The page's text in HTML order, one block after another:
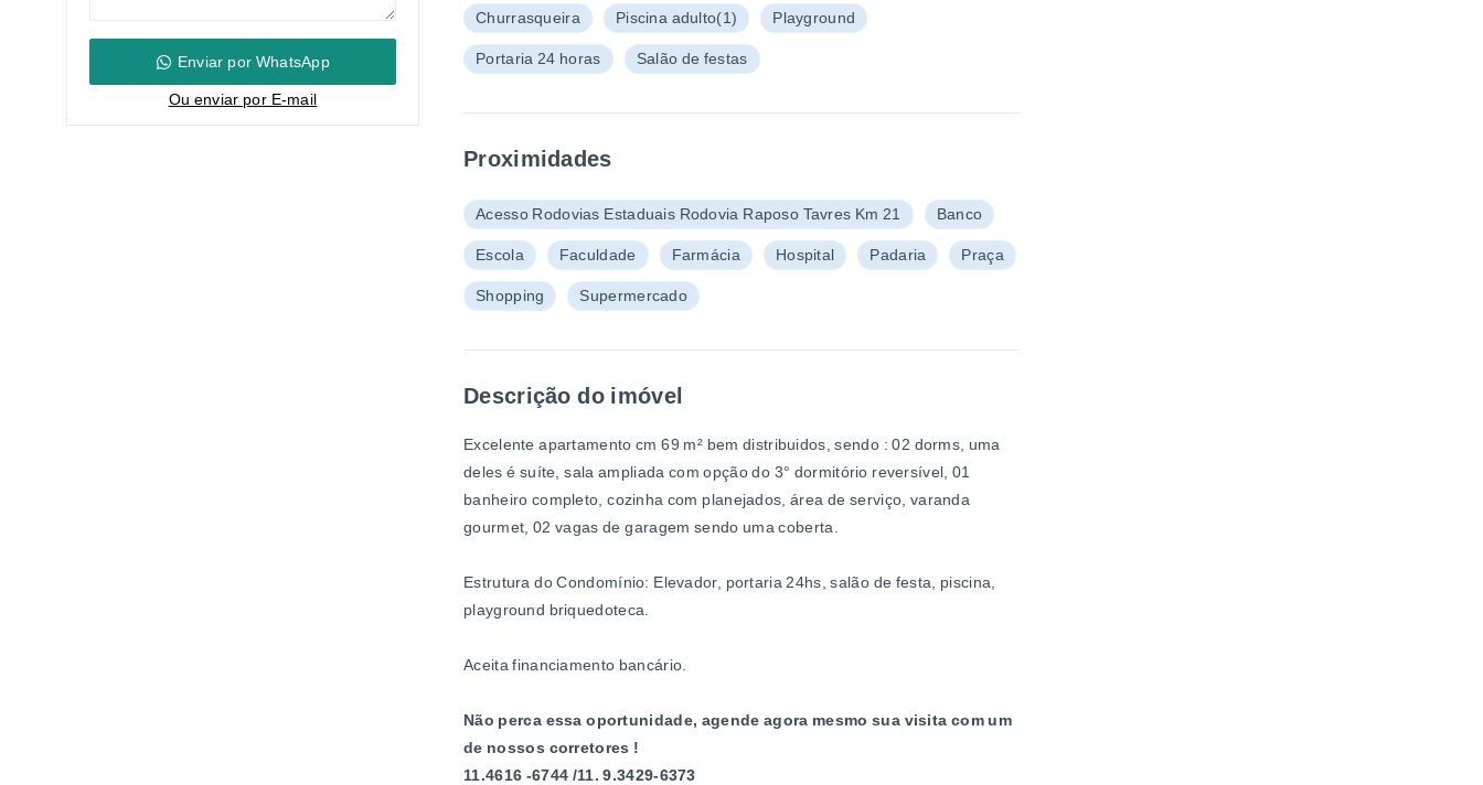
Enviar por WhatsApp
Ou enviar por E-mail
Churrasqueira Piscina adulto(1) Playground
Portaria 24 horas Salão de festas
Proximidades
Acesso Rodovias Estaduais Rodovia Raposo Tavres Km 21 Banco
Escola Faculdade Farmácia Hospital Padaria Praça
Shopping Supermercado
Descrição do imóvel
Excelente apartamento cm 69 m² bem distribuidos, sendo : 02 dorms, uma
deles é suíte, sala ampliada com opção do 3° dormitório reversível, 01
banheiro completo, cozinha com planejados, área de serviço, varanda
gourmet, 02 vagas de garagem sendo uma coberta.
Estrutura do Condomínio: Elevador, portaria 24hs, salão de festa, piscina,
playground briquedoteca.
Aceita financiamento bancário.
Não perca essa oportunidade, agende agora mesmo sua visita com um
de nossos corretores !
11.4616 -6744 /11. 9.3429-6373